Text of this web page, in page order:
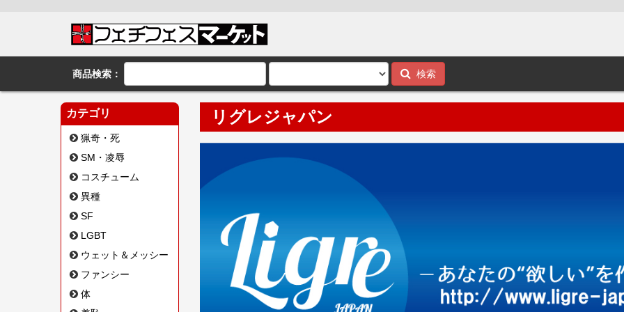
商品検索： 検索
カテゴリ
猟奇・死
SM・凌辱
コスチューム
異種
SF
LGBT
ウェット＆メッシー
ファンシー
体
リグレジャパン